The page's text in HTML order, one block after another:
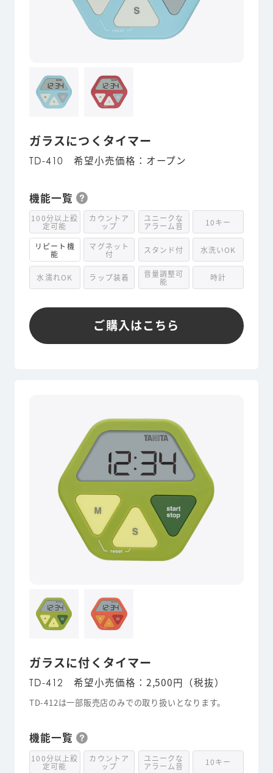
ガラスにつくタイマー
TD-410 希望小売価格：オープン
機能一覧
100分以上設
定可能
カウントア
ップ
ユニークな
アラーム音 10キー
リピート機
能
マグネット
付 スタンド付 水洗いOK
水濡れOK ラップ装着 音量調整可
能 時計
ご購入はこちら
ガラスに付くタイマー
TD-412 希望小売価格：2,500円（税抜）
TD-412は一部販売店のみでの取り扱いとなります。
機能一覧
100分以上設
定可能
カウントア
ップ
ユニークな
アラーム音 10キー